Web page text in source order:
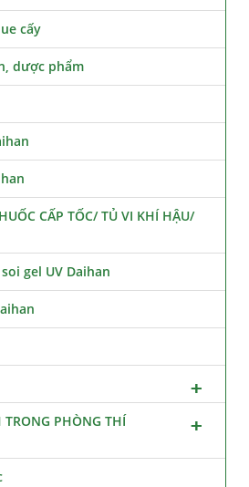
cấy
dược phẩm
CẤP TỐC/ TỦ VI KHÍ HẬU/
gel UV Daihan
TRONG PHÒNG THÍ